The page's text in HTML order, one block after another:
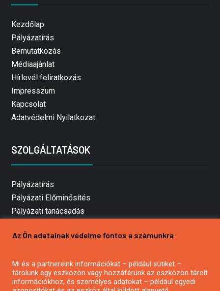
Kezdőlap
Pályázatírás
Bemutatkozás
Médiaajánlat
Hírlevél feliratkozás
Impresszum
Kapcsolat
Adatvédelmi Nyilatkozat
SZOLGÁLTATÁSOK
Pályázatírás
Pályázati Előminősítés
Pályázati tanácsadás
Mezőgazdasági pályázatírás
Pályázatírás civil szervezeteknek
Pályázatírás önkormányzatoknak
Az Ön adatainak védelme fontos a számunkra
Mi és a partnereink információkat – például sütiket –
tárolunk egy eszközön vagy hozzáférünk az eszközön tárolt
információkhoz, és személyes adatokat – például egyedi